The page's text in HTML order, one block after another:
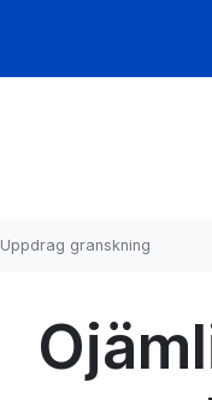
Uppdrag granskning